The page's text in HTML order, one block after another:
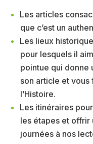
Les articles
que c’est un
Les lieux
pour lesquels il
pointue qui donne
son article et vous
l’Histoire.
Les itinéraires
les étapes et offrir
journées à nos